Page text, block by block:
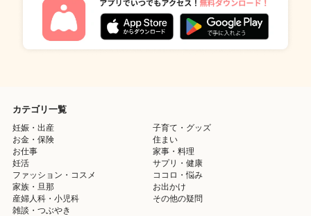
カテゴリ一覧
妊娠・出産
子育て・グッズ
お金・保険
住まい
お仕事
家事・料理
妊活
サプリ・健康
ファッション・コスメ
ココロ・悩み
家族・旦那
お出かけ
産婦人科・小児科
その他の疑問
雑談・つぶやき